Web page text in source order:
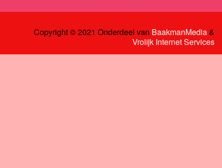
Copyright © 2021 Onderdeel van BaakmanMedia&
Vrolijk Internet Services